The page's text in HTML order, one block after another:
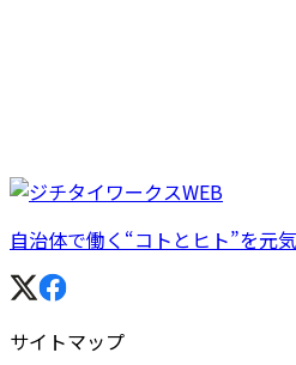
自治体で働く“コトとヒト”を元気
サイトマップ